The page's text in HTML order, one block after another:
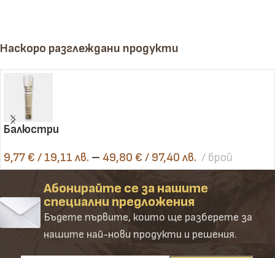
Наскоро разглеждани продукти
Балюстри
9,77€ / 19,11 лв. – 49,80 € / 97,40 лв. брой
Абонирайте се за нашите
специални предложения
Бъдете първите, които ще разберете за
нашите най-нови продукти и решения.